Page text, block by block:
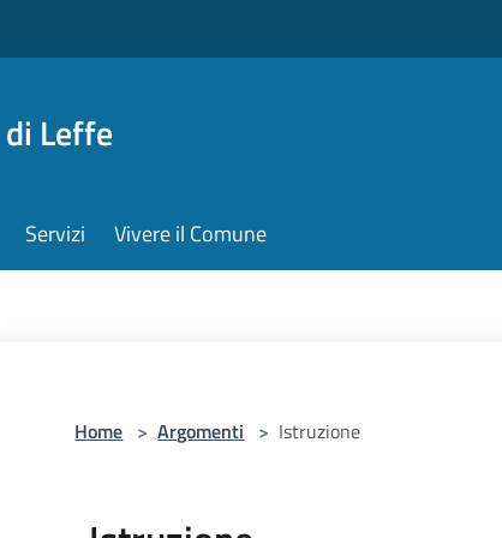
Leffe
Servizi Vivere il Comune
Home > Argomenti > Istruzione